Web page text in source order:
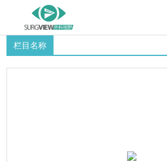
栏目名称